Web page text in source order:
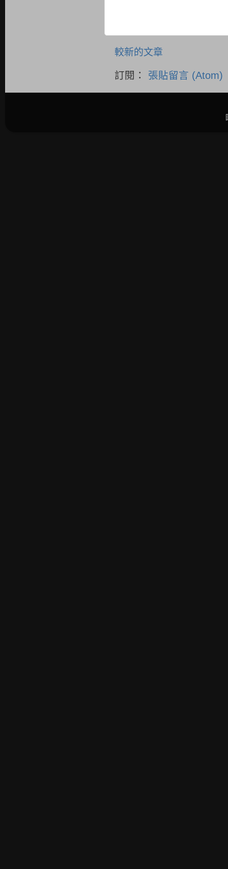
較新的文章
訂閱： 張貼留言 (Atom)